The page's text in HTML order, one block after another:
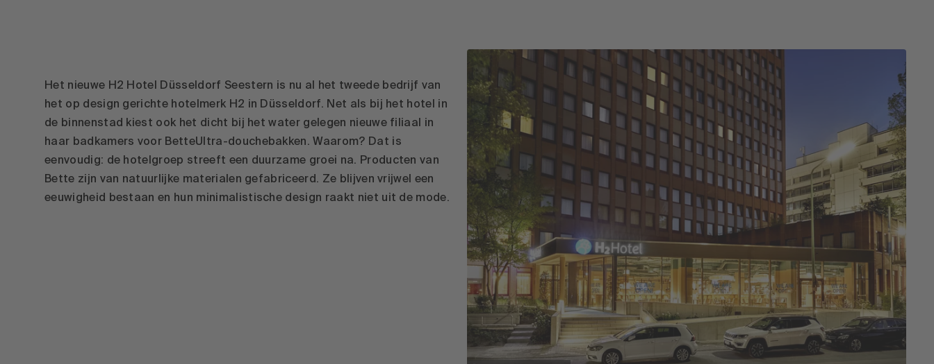
Het nieuwe H2 Hotel Düsseldorf Seestern is nu al het tweede bedrijf van
het op design gerichte hotelmerk H2 in Düsseldorf. Net als bij het hotel in
de binnenstad kiest ook het dicht bij het water gelegen nieuwe filiaal in
haar badkamers voor BetteUltra-douchebakken. Waarom? Dat is
eenvoudig: de hotelgroep streeft een duurzame groei na. Producten van
Bette zijn van natuurlijke materialen gefabriceerd. Ze blijven vrijwel een
eeuwigheid bestaan en hun minimalistische design raakt niet uit de mode.